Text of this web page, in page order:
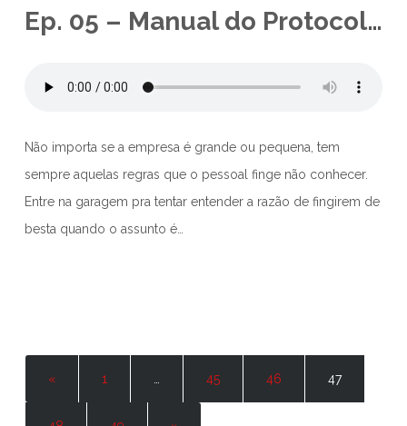
Ep. 05 – Manual do Protocolo Corporativo
Não importa se a empresa é grande ou pequena, tem
sempre aquelas regras que o pessoal finge não conhecer.
Entre na garagem pra tentar entender a razão de fingirem de
besta quando o assunto é…
« 1 45 46 47